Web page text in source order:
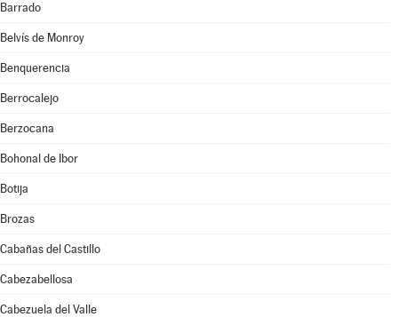
Barrado
Belvís de Monroy
Benquerencia
Berrocalejo
Berzocana
Bohonal de Ibor
Botija
Brozas
Cabañas del Castillo
Cabezabellosa
Cabezuela del Valle